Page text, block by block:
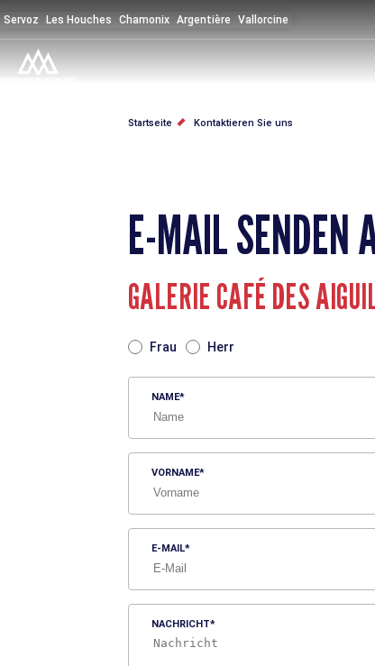
zum
Inhalt
Servoz Les Houches Chamonix Argentière Vallorcine
PFADNAVIGATION
Startseite Kontaktieren Sie uns
E-MAIL SENDEN
GALERIE CAFÉ DES
Frau Herr
NAME
VORNAME
E-MAIL
NACHRICHT